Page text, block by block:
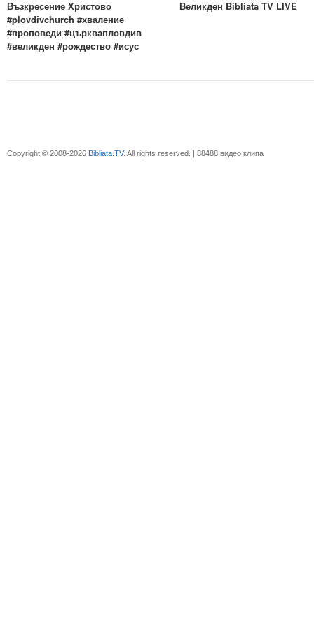
Възкресение Христово
#plovdivchurch #хваление
#проповеди #църквапловдив
#великден #рождество #исус
Великден Bibliata TV LIVE
Copyright © 2008-2026 Bibliata.TV. All rights reserved. | 88488 видео клипа